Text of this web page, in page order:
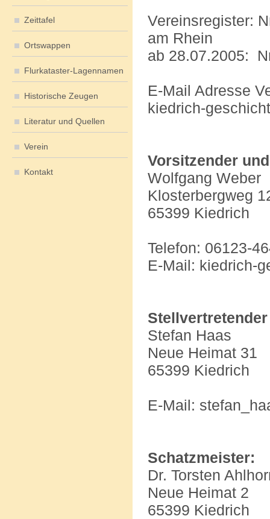
Zeittafel
Ortswappen
Flurkataster-Lagennamen
Historische Zeugen
Literatur und Quellen
Verein
Kontakt
Vereinsregister:
am Rhein
ab 28.07.2005:
E-Mail Adresse
kiedrich-
Vorsitzender
Wolfgang Weber
Klosterbergweg
65399 Kiedrich
Telefon: 06123-
E-Mail: kiedrich-
Stefan Haas
Neue Heimat 31
65399 Kiedrich
E-Mail:
Schatzmeister:
Dr. Torsten
Neue Heimat 2
65399 Kiedrich